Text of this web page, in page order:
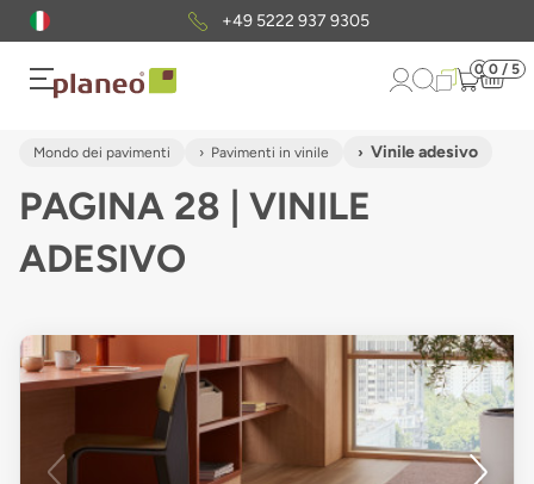
Pacchetto di campionigratuiti
0 0 / 5
Mondo dei pavimenti Pavimenti in vinile Vinile adesivo
PAGINA 28 | VINILE
ADESIVO